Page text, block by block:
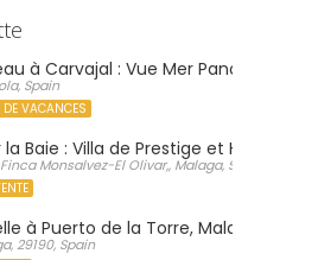
à Carvajal : Vue Mer Panoramique
Spain
DE VACANCES
la Baie : Villa de Prestige et Horizon
Monsalvez-El Olivar,, Malaga, Spain
à Puerto de la Torre, Malaga
29190, Spain